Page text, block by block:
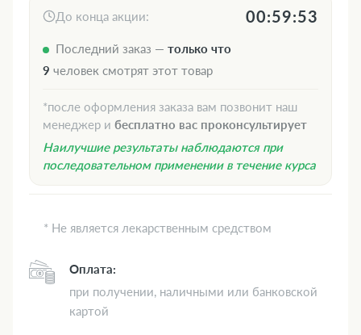
До конца акции: 00:59:52
Последний заказ — только что
9 человек смотрят этот товар
*после оформления заказа вам позвонит наш
менеджер и бесплатно вас проконсультирует
Наилучшие результаты наблюдаются при
последовательном применении в течение курса
* Не является лекарственным средством
Оплата:
при получении, наличными или банковской
картой